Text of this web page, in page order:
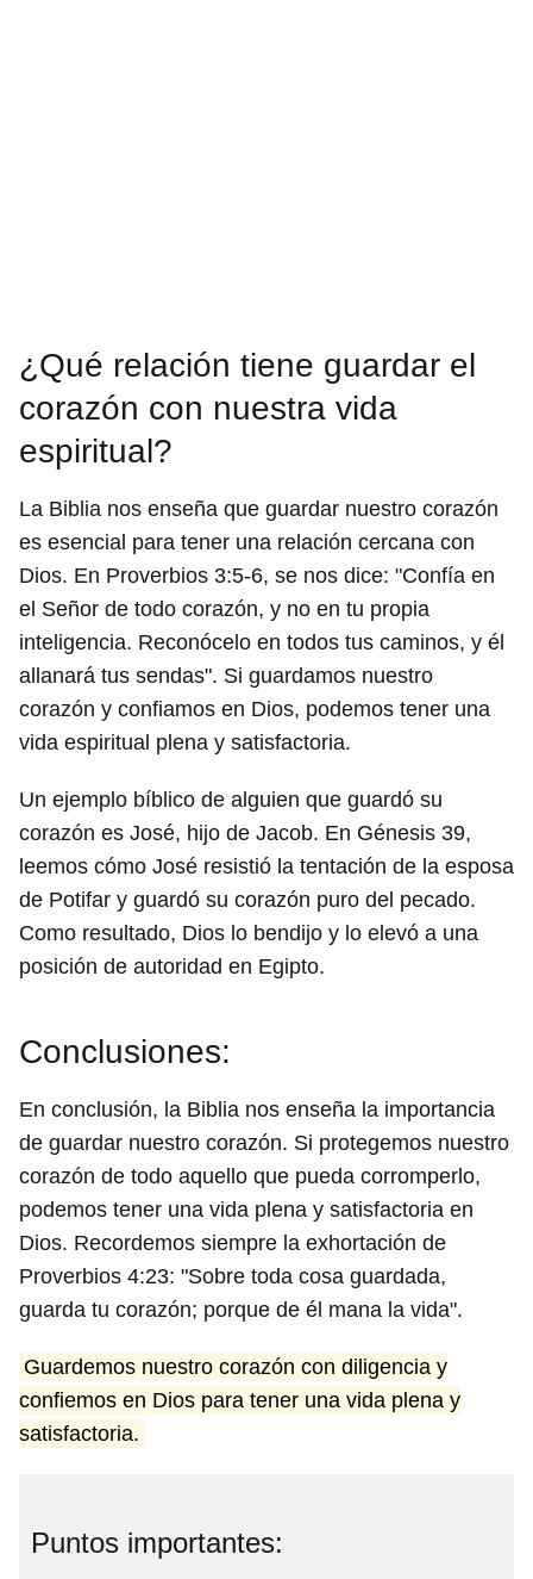
¿Qué relación tiene guardar el
corazón con nuestra vida
espiritual?
La Biblia nos enseña que guardar nuestro corazón
es esencial para tener una relación cercana con
Dios. En Proverbios 3:5-6, se nos dice: "Confía en
el Señor de todo corazón, y no en tu propia
inteligencia. Reconócelo en todos tus caminos, y él
allanará tus sendas". Si guardamos nuestro
corazón y confiamos en Dios, podemos tener una
vida espiritual plena y satisfactoria.
Un ejemplo bíblico de alguien que guardó su
corazón es José, hijo de Jacob. En Génesis 39,
leemos cómo José resistió la tentación de la esposa
de Potifar y guardó su corazón puro del pecado.
Como resultado, Dios lo bendijo y lo elevó a una
posición de autoridad en Egipto.
Conclusiones:
En conclusión, la Biblia nos enseña la importancia
de guardar nuestro corazón. Si protegemos nuestro
corazón de todo aquello que pueda corromperlo,
podemos tener una vida plena y satisfactoria en
Dios. Recordemos siempre la exhortación de
Proverbios 4:23: "Sobre toda cosa guardada,
guarda tu corazón; porque de él mana la vida".
Guardemos nuestro corazón con diligencia y
confiemos en Dios para tener una vida plena y
satisfactoria.
Puntos importantes: